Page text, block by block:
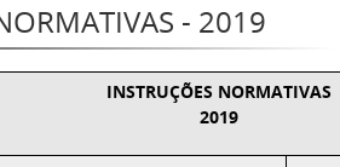
- 2019
INSTRUÇÕES NORMATIVAS
2019